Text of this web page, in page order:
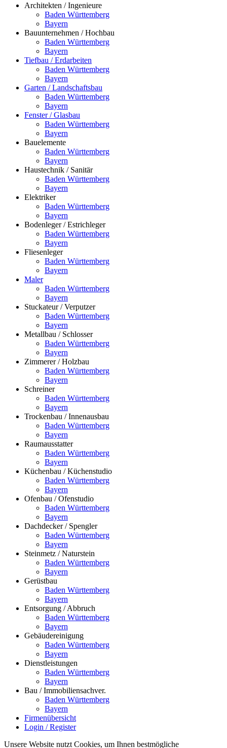
Architekten / Ingenieure
Baden Württemberg
Bayern
Bauunternehmen / Hochbau
Baden Württemberg
Bayern
Tiefbau / Erdarbeiten
Baden Württemberg
Bayern
Garten / Landschaftsbau
Baden Württemberg
Bayern
Fenster / Glasbau
Baden Württemberg
Bayern
Bauelemente
Baden Württemberg
Bayern
Haustechnik / Sanitär
Baden Württemberg
Bayern
Elektriker
Baden Württemberg
Bayern
Bodenleger / Estrichleger
Baden Württemberg
Bayern
Fliesenleger
Baden Württemberg
Bayern
Maler
Baden Württemberg
Bayern
Stuckateur / Verputzer
Baden Württemberg
Bayern
Metallbau / Schlosser
Baden Württemberg
Bayern
Zimmerer / Holzbau
Baden Württemberg
Bayern
Schreiner
Baden Württemberg
Bayern
Trockenbau / Innenausbau
Baden Württemberg
Bayern
Raumausstatter
Baden Württemberg
Bayern
Küchenbau / Küchenstudio
Baden Württemberg
Bayern
Ofenbau / Ofenstudio
Baden Württemberg
Bayern
Dachdecker / Spengler
Baden Württemberg
Bayern
Steinmetz / Naturstein
Baden Württemberg
Bayern
Gerüstbau
Baden Württemberg
Bayern
Entsorgung / Abbruch
Baden Württemberg
Bayern
Gebäudereinigung
Baden Württemberg
Bayern
Dienstleistungen
Baden Württemberg
Bayern
Bau / Immobiliensachver.
Baden Württemberg
Bayern
Firmenübersicht
Login / Register
Unsere Website nutzt Cookies, um Ihnen bestmögliche